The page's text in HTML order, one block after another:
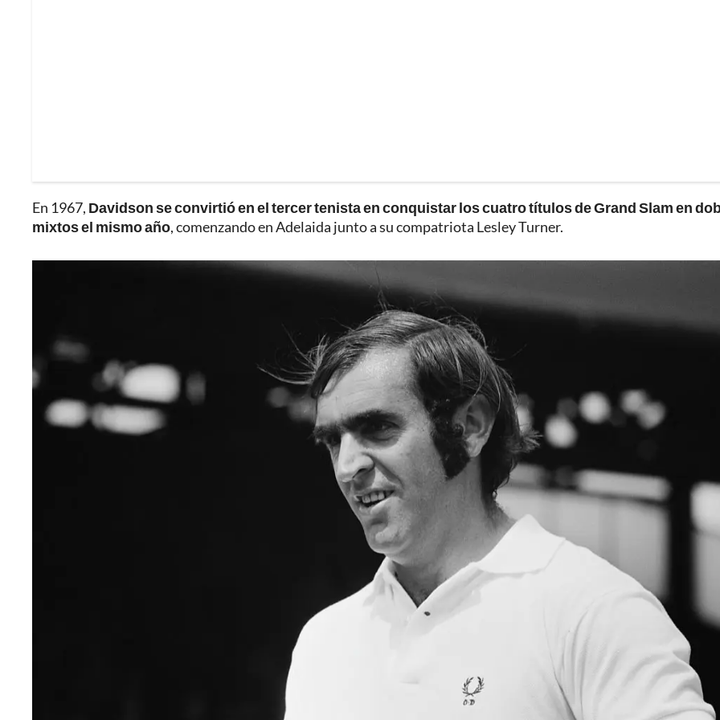
En 1967, Davidson se convirtió en el tercer tenista en conquistar los cuatro títulos de Grand Slam en
mixtos el mismo año, comenzando en Adelaida junto a su compatriota Lesley Turner.